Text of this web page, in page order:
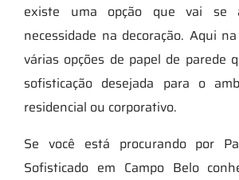
existe uma opção que vai se
necessidade na decoração. Aqui
várias opções de papel de parede
sofisticação desejada para o
residencial ou corporativo.
Se você está procurando por
Sofisticado em Campo Belo